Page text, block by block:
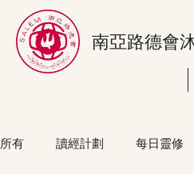
南亞路德會
所有 讀經計劃 每日靈修